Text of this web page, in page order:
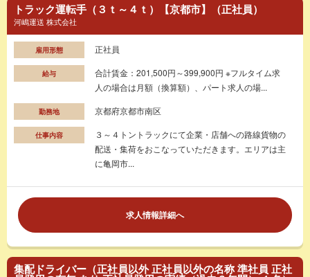
トラック運転手（３ｔ～４ｔ）【京都市】（正社員）
河嶋運送 株式会社
雇用形態 正社員
給与
合計賃金：201,500円～399,900円 ※フルタイム求
人の場合は月額（換算額）、パート求人の場...
勤務地 京都府京都市南区
仕事内容
３～４トントラックにて企業・店舗への路線貨物の
配送・集荷をおこなっていただきます。エリアは主
に亀岡市...
求人情報詳細へ
集配ドライバー（正社員以外 正社員以外の名称 準社員 正社